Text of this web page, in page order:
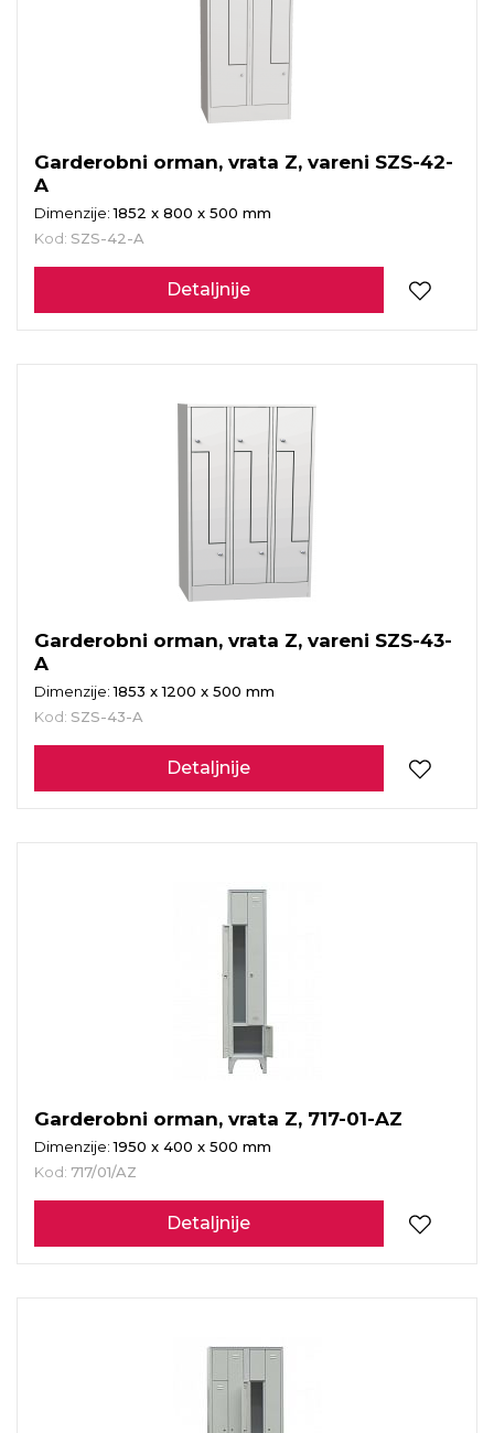
Garderobni orman, vrata Z, vareni SZS-42-
A
Dimenzije:1852 x 800 x 500 mm
Kod: SZS-42-A
Detaljnije
Garderobni orman, vrata Z, vareni SZS-43-
A
Dimenzije:1853 x 1200 x 500 mm
Kod: SZS-43-A
Detaljnije
Garderobni orman, vrata Z, 717-01-AZ
Dimenzije:1950 x 400 x 500 mm
Kod: 717/01/AZ
Detaljnije